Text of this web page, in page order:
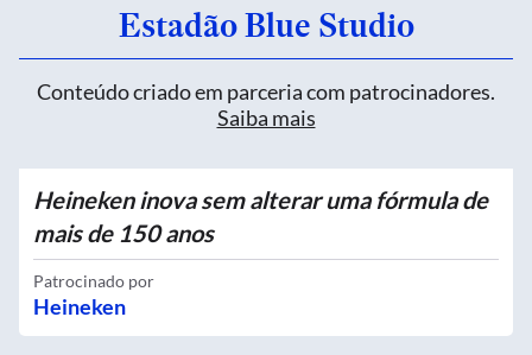
Estadão Blue Studio
Conteúdo criado em parceria com patrocinadores.
Saiba mais
Heineken inova sem alterar uma fórmula de
mais de 150 anos
Patrocinado por
Heineken